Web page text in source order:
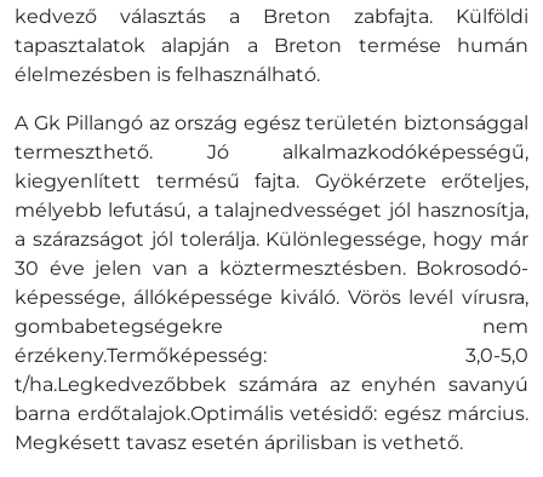
kedvező választás a Breton zabfajta. Külföldi
tapasztalatok alapján a Breton termése humán
élelmezésben is felhasználható.
A Gk Pillangó az ország egész területén biztonsággal
termeszthető. Jó alkalmazkodóképességű,
kiegyenlített termésű fajta. Gyökérzete erőteljes,
mélyebb lefutású, a talajnedvességet jól hasznosítja,
a szárazságot jól tolerálja. Különlegessége, hogy már
30 éve jelen van a köztermesztésben. Bokrosodó-
képessége, állóképessége kiváló. Vörös levél vírusra,
gombabetegségekre nem
érzékeny.Termőképesség: 3,0-5,0
t/ha.Legkedvezőbbek számára az enyhén savanyú
barna erdőtalajok.Optimális vetésidő: egész március.
Megkésett tavasz esetén áprilisban is vethető.